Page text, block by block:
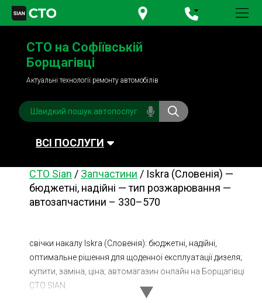
+380 95781-84-84
+380 98791-84-84
СТО на Софіївській
Борщагівці
Актуальні технології ремонту автомобілів
ВСІ ПОСЛУГИ
Автомийка Планове ТО
Паливна система Рульове керування
кондиціонера
Система охолодження
Діагностика
Ходова частина Зчеплення
Шиномонтаж
СТО Sian / Запчастини / Iskra (Словенія) —
бюджетні, надійні — тип розжарювання —
автозапчастини – 330–570
свічки накалу Iskra (Словенія): бюджетні, надійні,
оптимальне рішення для щоденної експлуатації дизеля;
купити, заміна, ціна; автомагазин онлайн на Борщагівці
СТО SIAN.